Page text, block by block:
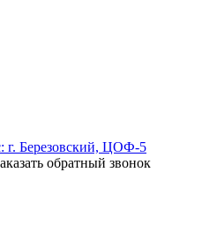
г. Березовский, ЦОФ-5
обратный звонок